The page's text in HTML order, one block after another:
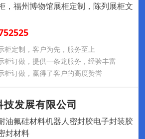
，福州博物馆展柜定制，陈列展柜文
柜定制，客户为先，服务至上
柜订做，提供一条龙服务，经验丰富
柜订做，赢得了客户的高度赞誉
发展有限公司
油氟硅材料机器人密封胶电子封装胶
封材料